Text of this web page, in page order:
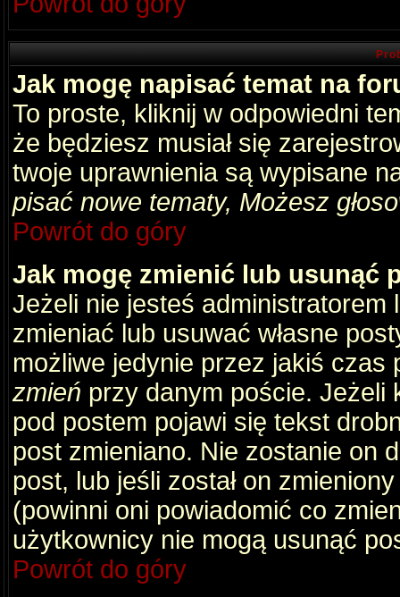
Jak mogę napisać temat na
To proste, kliknij w odpowiedni
że będziesz musiał się
twoje uprawnienia są wypisane
pisać nowe tematy, Możesz
Powrót do góry
Jak mogę zmienić lub usunąć
Jeżeli nie jesteś
zmieniać lub usuwać własne
możliwe jedynie przez jakiś
zmień przy danym poście. Jeżeli
pod postem pojawi się tekst
post zmieniano. Nie zostanie on
post, lub jeśli został on
(powinni oni powiadomić co
użytkownicy nie mogą usunąć
Powrót do góry